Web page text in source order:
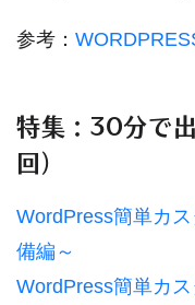
参考：
特集：30分で
回）
WordPress簡単カ
備編～
WordPress簡単カ